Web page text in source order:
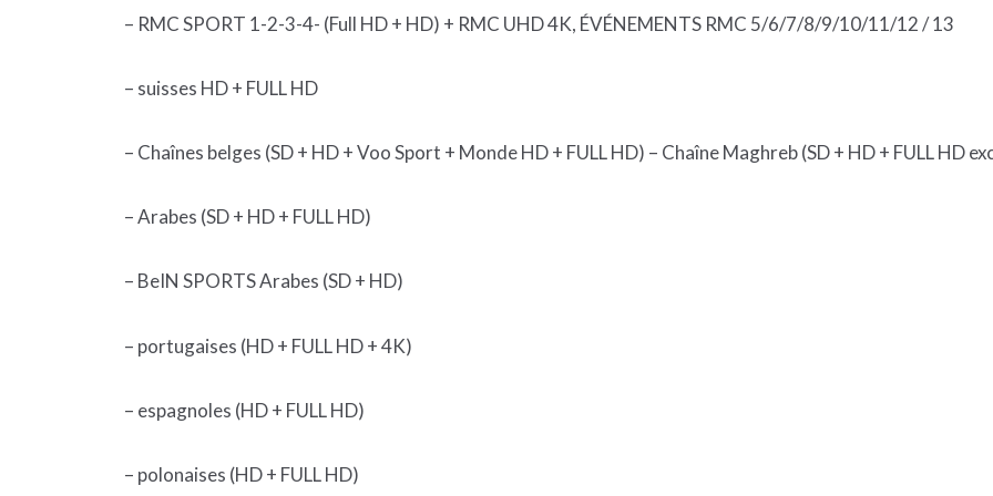
– RMC SPORT 1-2-3-4- (Full HD + HD) + RMC UHD 4K, ÉVÉNEMENTS RMC 5/6/7/8/9/10/11/12 / 13
– suisses HD + FULL HD
– Chaînes belges (SD + HD + Voo Sport + Monde HD + FULL HD) – Chaîne Maghreb (SD + HD + FULL HD
– Arabes (SD + HD + FULL HD)
– BeIN SPORTS Arabes (SD + HD)
– portugaises (HD + FULL HD + 4K)
– espagnoles (HD + FULL HD)
– polonaises (HD + FULL HD)